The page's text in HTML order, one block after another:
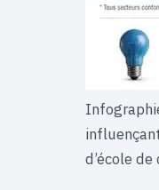
d’école de